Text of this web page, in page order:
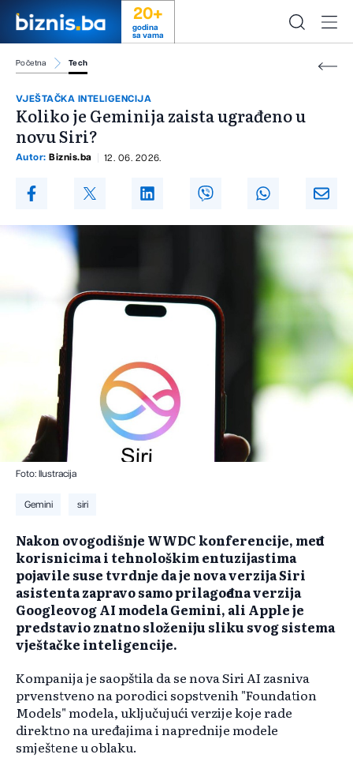
20+
godina
sa vama
Početna Tech
VJEŠTAČKA INTELIGENCIJA
Koliko je Geminija zaista ugrađeno u
novu Siri?
Autor: Biznis.ba 12. 06. 2026.
Foto: Ilustracija
Gemini siri
Nakon ovogodišnje WWDC konferencije, među
korisnicima i tehnološkim entuzijastima
pojavile suse tvrdnje da je nova verzija Siri
asistenta zapravo samo prilagođena verzija
Googleovog AI modela Gemini, ali Apple je
predstavio znatno složeniju sliku svog sistema
vještačke inteligencije.
Kompanija je saopštila da se nova Siri AI zasniva
prvenstveno na porodici sopstvenih "Foundation
Models" modela, uključujući verzije koje rade
direktno na uređajima i naprednije modele
smještene u oblaku.